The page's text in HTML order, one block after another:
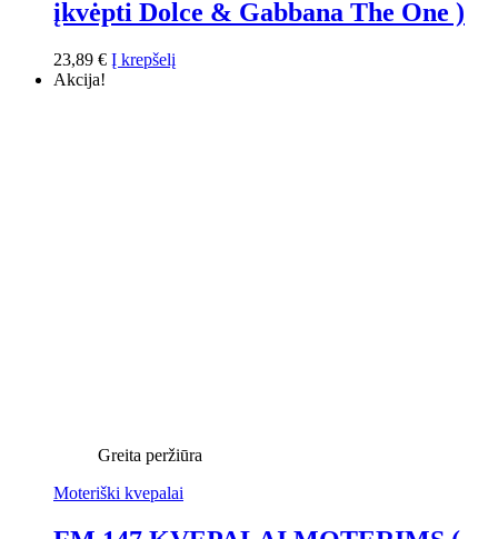
įkvėpti Dolce & Gabbana The One )
23,89 € Į krepšelį
Akcija!
Greita peržiūra
Moteriški kvepalai